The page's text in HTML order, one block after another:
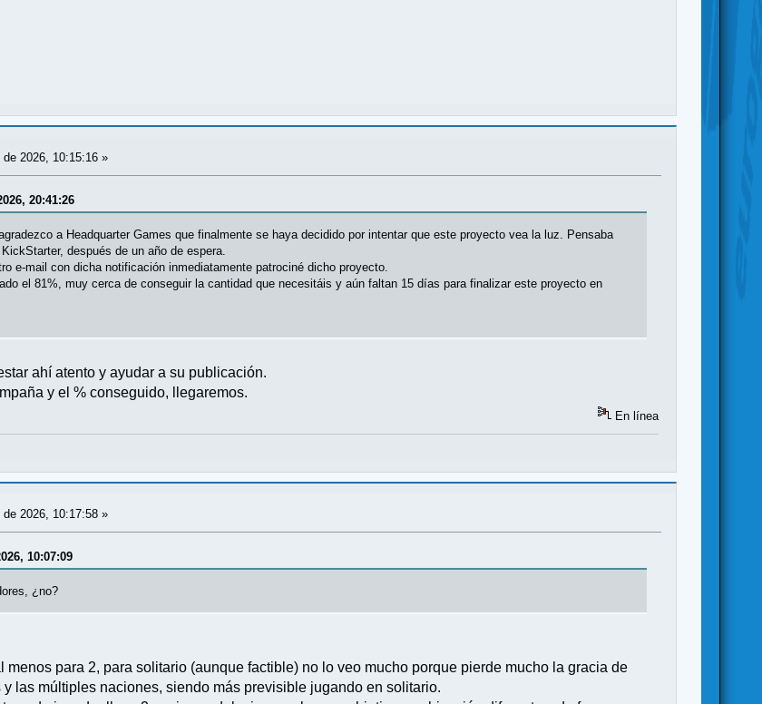
de 2026, 10:15:16 »
20:41:26
a Headquarter Games que finalmente se haya decidido por intentar que este proyecto vea la luz. Pensaba
después de un año de espera.
e-mail con dicha notificación inmediatamente patrociné dicho proyecto.
el 81%, muy cerca de conseguir la cantidad que necesitáis y aún faltan 15 días para finalizar este proyecto en
ahí atento y ayudar a su publicación.
y el % conseguido, llegaremos.
En línea
de 2026, 10:17:58 »
10:07:09
¿no?
menos para 2, para solitario (aunque factible) no lo veo mucho porque pierde mucho la gracia de
las múltiples naciones, siendo más previsible jugando en solitario.